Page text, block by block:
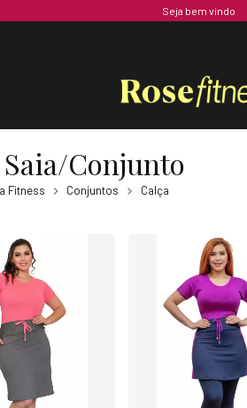
Seja bem vindo
Saia/Conjunto
Fitness Conjuntos
Calça